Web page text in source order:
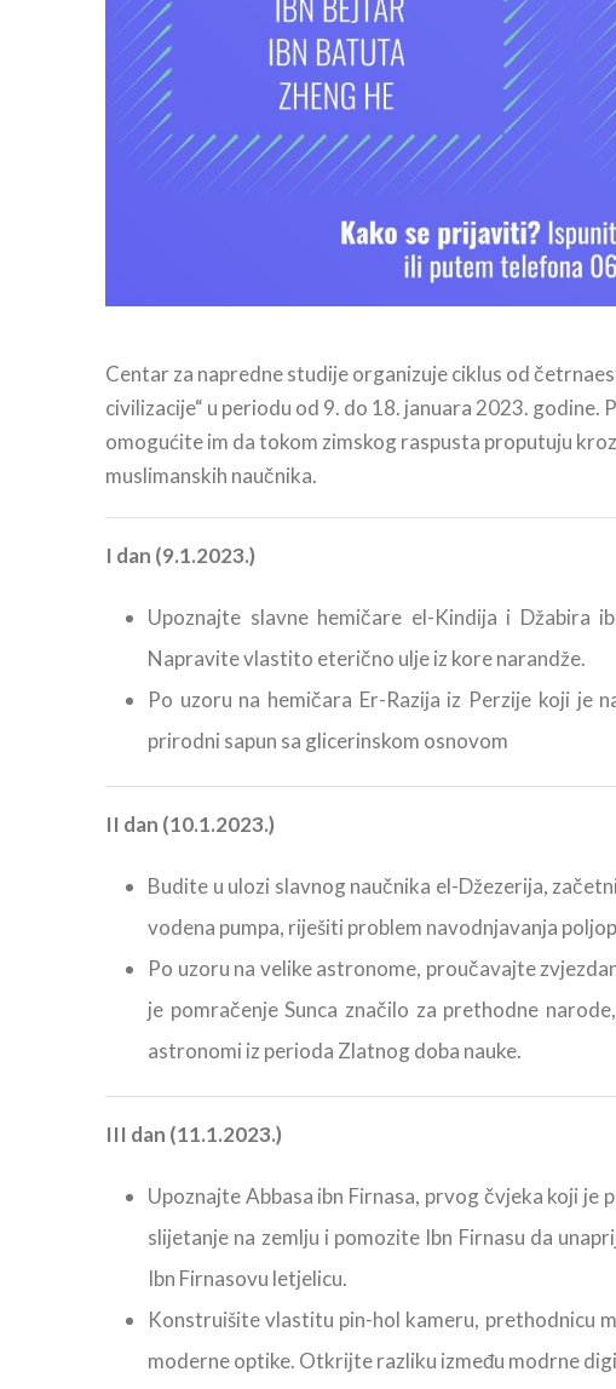
Centar za napredne studije organizuje ciklus od
civilizacije“ u periodu od 9. do 18. januara 2023. godine.
omogućite im da tokom zimskog raspusta proputuju
muslimanskih naučnika.
I dan (9.1.2023.)
Upoznajte slavne hemičare el-Kindija i Džabira
Napravite vlastito eterično ulje iz kore narandže.
Po uzoru na hemičara Er-Razija iz Perzije koji je
prirodni sapun sa glicerinskom osnovom
II dan (10.1.2023.)
Budite u ulozi slavnog naučnika el-Džezerija,
vodena pumpa, riješiti problem navodnjavanja
Po uzoru na velike astronome, proučavajte
je pomračenje Sunca značilo za prethodne
astronomi iz perioda Zlatnog doba nauke.
III dan (11.1.2023.)
Upoznajte Abbasa ibn Firnasa, prvog čvjeka koji
slijetanje na zemlju i pomozite Ibn Firnasu da
Ibn Firnasovu letjelicu.
Konstruišite vlastitu pin-hol kameru, prethodnicu
moderne optike. Otkrijte razliku između modrne